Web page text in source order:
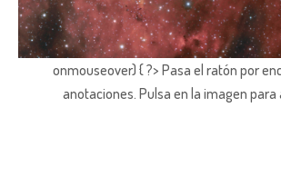
onmouseover) { ?> Pasa el ratón por
anotaciones. Pulsa en la imagen para